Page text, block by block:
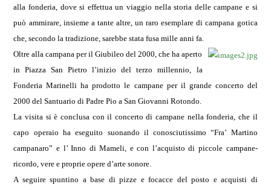
alla fonderia, dove si effettua un viaggio nella storia delle campane e si
può ammirare, insieme a tante altre, un raro esemplare di campana gotica
che, secondo la tradizione, sarebbe stata fusa mille anni fa.
Oltre alla campana per il Giubileo del 2000, che ha aperto
in Piazza San Pietro l’inizio del terzo millennio, la
Fonderia Marinelli ha prodotto le campane per il grande concerto del
2000 del Santuario di Padre Pio a San Giovanni Rotondo.
La visita si è conclusa con il concerto di campane nella fonderia, che il
capo operaio ha eseguito suonando il conosciutissimo “Fra’ Martino
campanaro” e l’ Inno di Mameli, e con l’acquisto di piccole campane-
ricordo, vere e proprie opere d’arte sonore.
A seguire spuntino a base di pizze e focacce del posto e acquisti di